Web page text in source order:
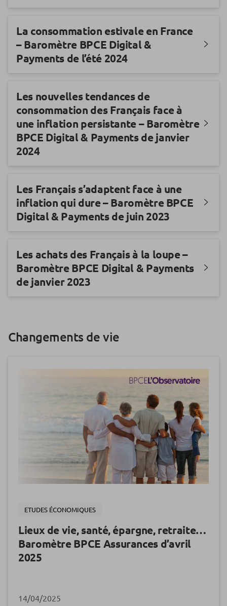
La consommation estivale en France
– Baromètre BPCE Digital &
Payments de l’été 2024
Les nouvelles tendances de
consommation des Français face à
une inflation persistante – Baromètre
BPCE Digital & Payments de janvier
2024
Les Français s’adaptent face à une
inflation qui dure – Baromètre BPCE
Digital & Payments de juin 2023
Les achats des Français à la loupe –
Baromètre BPCE Digital & Payments
de janvier 2023
Changements de vie
ETUDES ÉCONOMIQUES
Lieux de vie, santé, épargne, retraite…
Baromètre BPCE Assurances d’avril
2025
14/04/2025